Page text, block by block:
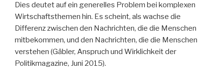
Dies deutet auf ein generelles Problem bei komplexen
Wirtschafts­themen hin. Es scheint, als wachse die
Differenz zwischen den Nachrichten, die die Menschen
mitbekommen, und den Nachrichten, die die Menschen
verstehen (Gäbler, Anspruch und Wirklichkeit der
Politikmagazine, Juni 2015).